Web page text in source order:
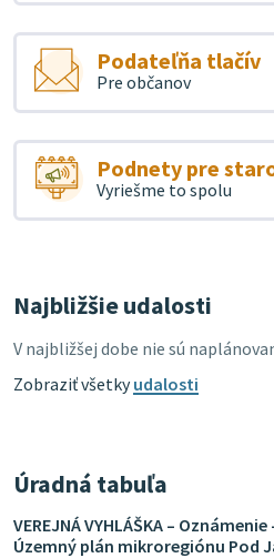
Podateľňa tlačív
Pre občanov
Podnety pre
Vyriešme to spolu
Najbližšie udalosti
V najbližšej dobe nie sú
Zobraziť všetkyudalosti
Úradná tabuľa
VEREJNÁ VYHLÁŠKA –
Územný plán mikroregiónu Pod